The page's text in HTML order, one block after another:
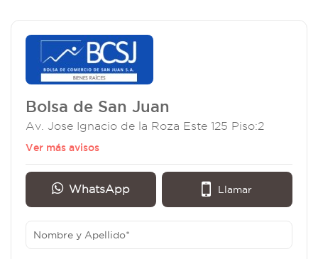
Bolsa de San Juan
Av. Jose Ignacio de la Roza Este 125 Piso:2
Ver más avisos
WhatsApp Llamar